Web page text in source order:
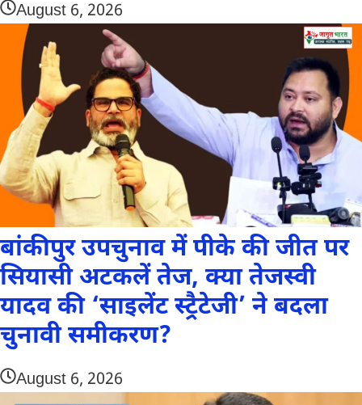
August 6, 2026
बांकीपुर उपचुनाव में पीके की जीत पर
सियासी अटकलें तेज, क्या तेजस्वी
यादव की ‘साइलेंट स्ट्रैटेजी’ ने बदला
चुनावी समीकरण?
August 6, 2026